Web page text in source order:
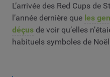
L’arrivée des Red Cups de
l’année dernière que les
déçus de voir qu’elles
habituels symboles de